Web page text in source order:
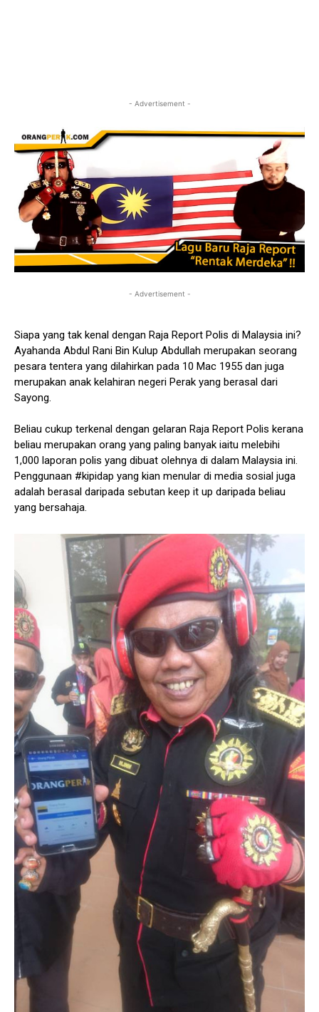
- Advertisement -
- Advertisement -
Siapa yang tak kenal dengan Raja Report Polis di Malaysia ini?
Ayahanda Abdul Rani Bin Kulup Abdullah merupakan seorang
pesara tentera yang dilahirkan pada 10 Mac 1955 dan juga
merupakan anak kelahiran negeri Perak yang berasal dari
Sayong.
Beliau cukup terkenal dengan gelaran Raja Report Polis kerana
beliau merupakan orang yang paling banyak iaitu melebihi
1,000 laporan polis yang dibuat olehnya di dalam Malaysia ini.
Penggunaan #kipidap yang kian menular di media sosial juga
adalah berasal daripada sebutan keep it up daripada beliau
yang bersahaja.